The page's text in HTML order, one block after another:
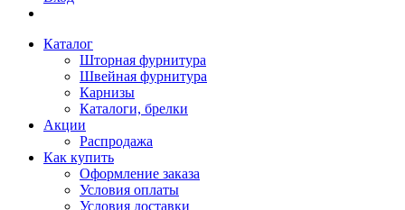
Каталог
Шторная фурнитура
Швейная фурнитура
Карнизы
Каталоги, брелки
Акции
Распродажа
Как купить
Оформление заказа
Условия оплаты
Условия доставки